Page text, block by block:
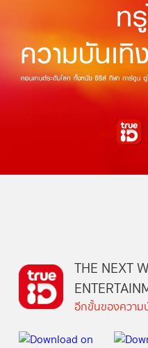
THE NEXT
อีกขั้นของความ